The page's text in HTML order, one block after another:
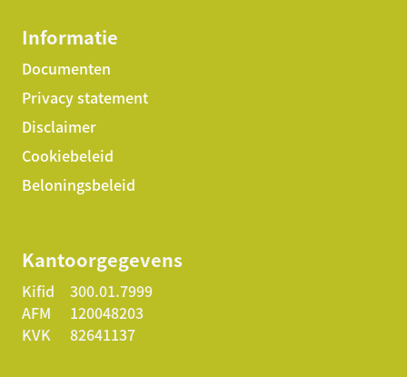
Informatie
Documenten
Privacy statement
Disclaimer
Cookiebeleid
Beloningsbeleid
Kantoorgegevens
Kifid
300.01.7999
AFM
120048203
KVK
82641137